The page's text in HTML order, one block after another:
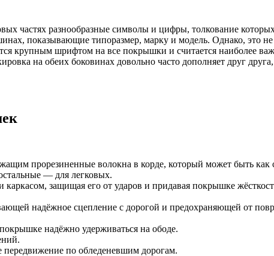
частях разнообразные символы и цифры, толкование
показывающие типоразмер, марку и модель. Однако, это
крупным шрифтом на все покрышки и считается наиболее
на обеих боковинах довольно часто дополняет друг
прорезиненные волокна в корде, который может быть
— для легковых.
защищая его от ударов и придавая покрышке
надёжное сцепление с дорогой и предохраняющей от
надёжно удерживаться на ободе.
передвижение по обледеневшим дорогам.